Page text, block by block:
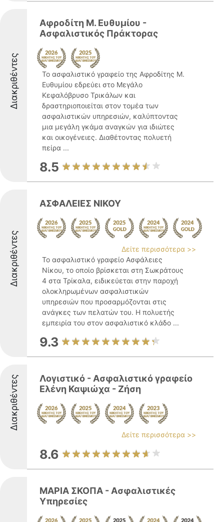
Διακριθέντες
Αφροδίτη Μ. Ευθυμίου -
Ασφαλιστικός Πράκτορας
Το ασφαλιστικό γραφείο της Αφροδίτης Μ.
Ευθυμίου εδρεύει στο Μεγάλο
Κεφαλόβρυσο Τρικάλων και
δραστηριοποιείται στον τομέα των
ασφαλιστικών υπηρεσιών, καλύπτοντας
μια μεγάλη γκάμα αναγκών για ιδιώτες
και οικογένειες. Διαθέτοντας πολυετή
πείρα ...
8.5
Διακριθέντες
ΑΣΦΑΛΕΙΕΣ ΝΙΚΟΥ
Δείτε περισσότερα >>
Το ασφαλιστικό γραφείο Ασφάλειες
Νίκου, το οποίο βρίσκεται στη Σωκράτους
4 στα Τρίκαλα, ειδικεύεται στην παροχή
ολοκληρωμένων ασφαλιστικών
υπηρεσιών που προσαρμόζονται στις
ανάγκες των πελατών του. Η πολυετής
εμπειρία του στον ασφαλιστικό κλάδο ...
9.3
Διακριθέντες
Λογιστικό - Ασφαλιστικό γραφείο
Ελένη Καψιώχα - Ζήση
Δείτε περισσότερα >>
8.6
ΜΑΡΙΑ ΣΚΟΠΑ - Ασφαλιστικές
Υπηρεσίες